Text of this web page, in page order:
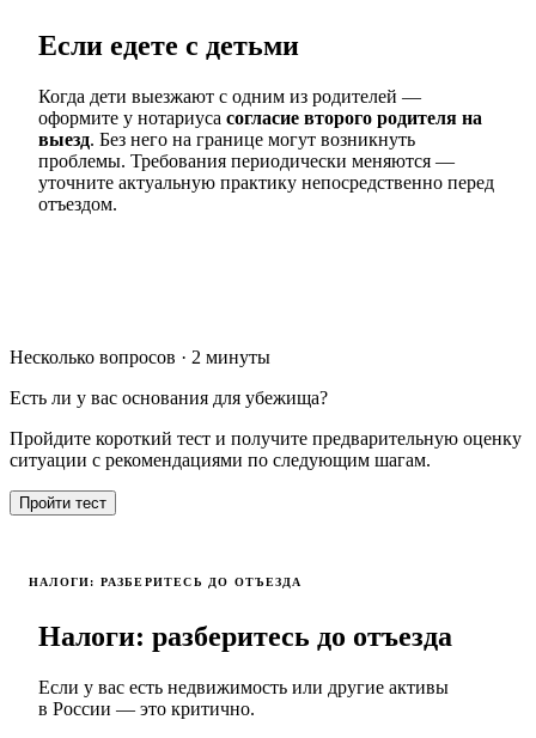
Если едете с детьми
Когда дети выезжают с одним из родителей —
оформите у нотариуса согласие второго родителя на
выезд. Без него на границе могут возникнуть
проблемы. Требования периодически меняются —
уточните актуальную практику непосредственно перед
отъездом.
Несколько вопросов · 2 минуты
Есть ли у вас основания для убежища?
Пройдите короткий тест и получите предварительную оценку
ситуации с рекомендациями по следующим шагам.
Пройти тест
НАЛОГИ: РАЗБЕРИТЕСЬ ДО ОТЪЕЗДА
Налоги: разберитесь до отъезда
Если у вас есть недвижимость или другие активы
в России — это критично.